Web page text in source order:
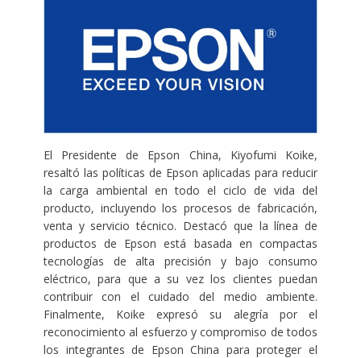
El Presidente de Epson China, Kiyofumi Koike,
resaltó las políticas de Epson aplicadas para reducir
la carga ambiental en todo el ciclo de vida del
producto, incluyendo los procesos de fabricación,
venta y servicio técnico. Destacó que la línea de
productos de Epson está basada en compactas
tecnologías de alta precisión y bajo consumo
eléctrico, para que a su vez los clientes puedan
contribuir con el cuidado del medio ambiente.
Finalmente, Koike expresó su alegría por el
reconocimiento al esfuerzo y compromiso de todos
los integrantes de Epson China para proteger el